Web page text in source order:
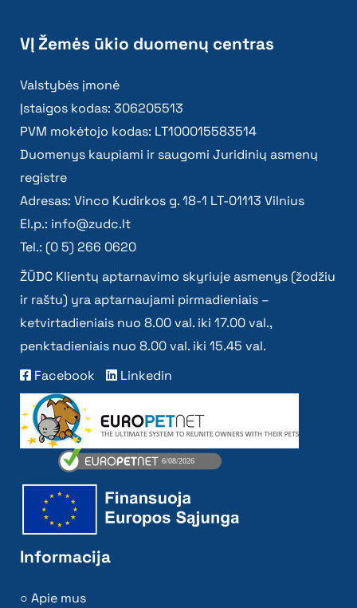
VĮ Žemės ūkio duomenų centras
Valstybės įmonė
Įstaigos kodas: 306205513
PVM mokėtojo kodas: LT100015583514
Duomenys kaupiami ir saugomi Juridinių asmenų
registre
Adresas: Vinco Kudirkos g. 18-1 LT-01113 Vilnius
El.p.: info@zudc.lt
Tel.: (0 5) 266 0620
ŽŪDC Klientų aptarnavimo skyriuje asmenys (žodžiu
ir raštu) yra aptarnaujami pirmadieniais –
ketvirtadieniais nuo 8.00 val. iki 17.00 val.,
penktadieniais nuo 8.00 val. iki 15.45 val.
Facebook
Linkedin
Informacija
Apie mus